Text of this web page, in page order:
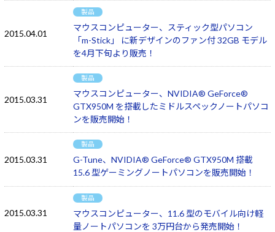
2015.04.01
製品
マウスコンピューター、スティック型パソコン
「m-Stick」 に新デザインのファン付 32GB モデル
を4月下旬より販売！
2015.03.31
製品
マウスコンピューター、NVIDIA® GeForce®
GTX950M を搭載したミドルスペックノートパソコ
ンを販売開始！
2015.03.31
製品
G-Tune、NVIDIA® GeForce® GTX950M 搭載
15.6 型ゲーミングノートパソコンを販売開始！
2015.03.31
製品
マウスコンピューター、11.6 型のモバイル向け軽
量ノートパソコンを 3万円台から発売開始！